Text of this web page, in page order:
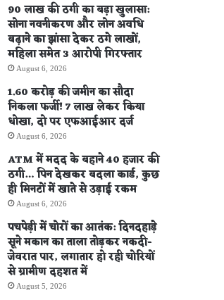
90 लाख की ठगी का बड़ा खुलासा:
सोना नवनीकरण और लोन अवधि
बढ़ाने का झांसा देकर ठगे लाखों,
महिला समेत 3 आरोपी गिरफ्तार
August 6, 2026
1.60 करोड़ की जमीन का सौदा
निकला फर्जी! 7 लाख लेकर किया
धोखा, दो पर एफआईआर दर्ज
August 6, 2026
ATM में मदद के बहाने 40 हजार की
ठगी… पिन देखकर बदला कार्ड, कुछ
ही मिनटों में खाते से उड़ाई रकम
August 6, 2026
पचपेड़ी में चोरों का आतंक: दिनदहाड़े
सूने मकान का ताला तोड़कर नकदी-
जेवरात पार, लगातार हो रही चोरियों
से ग्रामीण दहशत में
August 5, 2026